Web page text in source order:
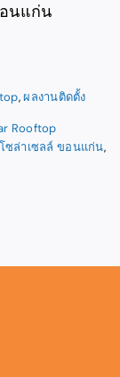
นแก่น
,ผลงานติดตั้ง
Rooftop
ซล่าเซลล์ ขอนแก่น,